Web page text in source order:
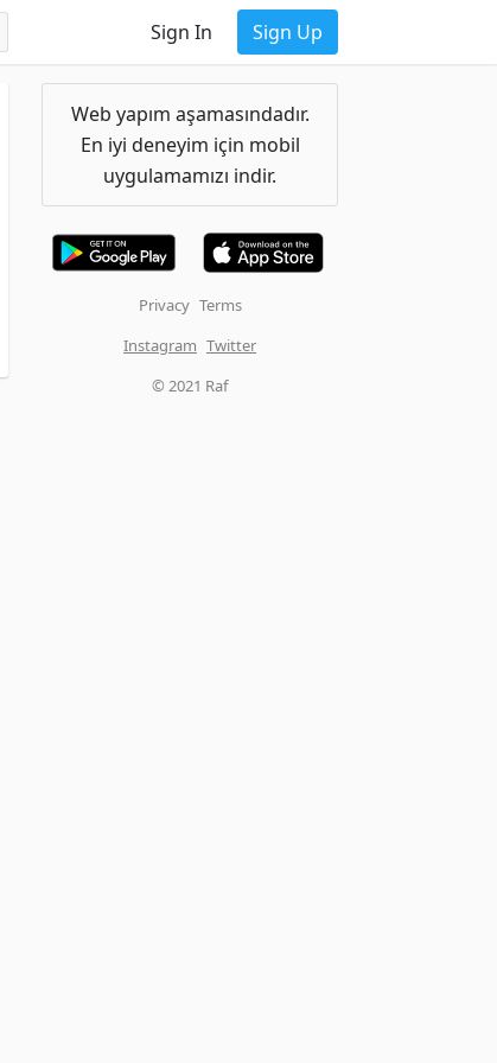
Sign In Sign Up
Web yapım aşamasındadır.
En iyi deneyim için mobil
uygulamamızı indir.
Privacy Terms
Instagram Twitter
© 2021 Raf